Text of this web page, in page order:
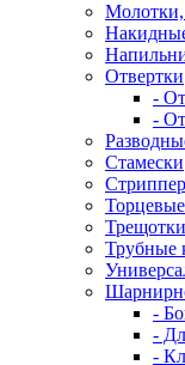
Отвертки
-
-
Стамески
Трещотки
Трубные
-
-
-